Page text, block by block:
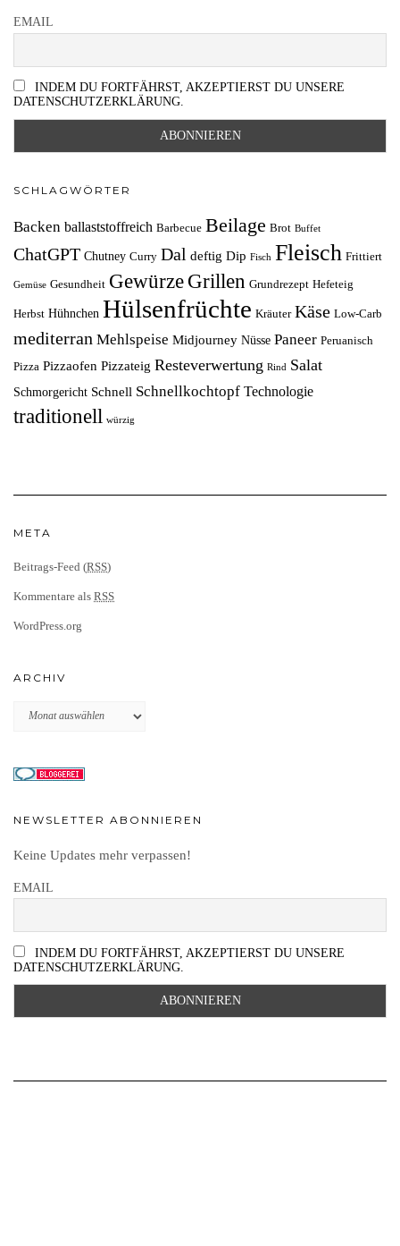
EMAIL
INDEM DU FORTFÄHRST, AKZEPTIERST DU UNSERE
DATENSCHUTZERKLÄRUNG.
SCHLAGWÖRTER
Backen ballaststoffreich Barbecue Beilage Brot Buffet
ChatGPT Chutney Curry Dal deftig Dip Fisch Fleisch Frittiert
Gemüse Gesundheit Gewürze Grillen Grundrezept Hefeteig
Herbst Hühnchen Hülsenfrüchte Kräuter Käse Low-Carb
mediterran Mehlspeise Midjourney Nüsse Paneer Peruanisch
Pizza Pizzaofen Pizzateig Resteverwertung Rind Salat
Schmorgericht Schnell Schnellkochtopf Technologie
traditionell würzig
META
Beitrags-Feed (RSS)
Kommentare als RSS
WordPress.org
ARCHIV
Archiv
NEWSLETTER ABONNIEREN
Keine Updates mehr verpassen!
EMAIL
INDEM DU FORTFÄHRST, AKZEPTIERST DU UNSERE
DATENSCHUTZERKLÄRUNG.